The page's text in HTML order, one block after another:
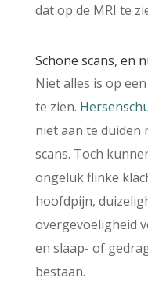
dat op de MRI te
Schone scans, en
Niet alles is op
te zien.
niet aan te duiden
scans. Toch
ongeluk flinke
hoofdpijn,
overgevoeligheid
en slaap- of
bestaan.